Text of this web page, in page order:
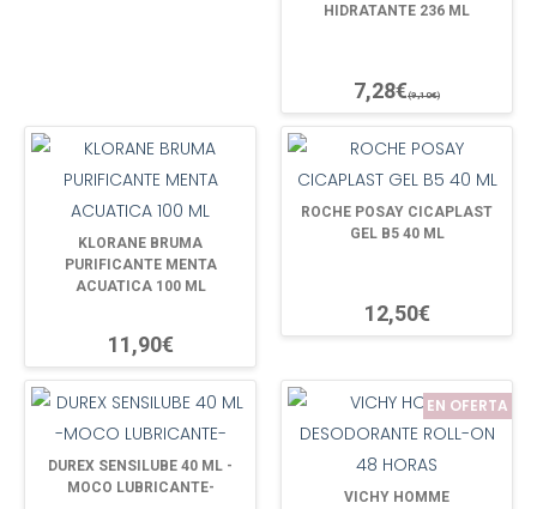
HIDRATANTE 236 ML
7,28€(9,10€)
KLORANE BRUMA
PURIFICANTE MENTA
ACUATICA 100 ML
11,90€
ROCHE POSAY CICAPLAST
GEL B5 40 ML
12,50€
DUREX SENSILUBE 40 ML -
MOCO LUBRICANTE-
EN OFERTA
VICHY HOMME